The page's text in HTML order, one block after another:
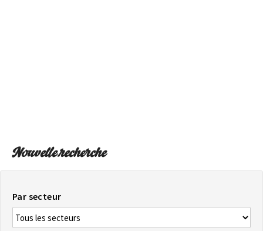
Nouvelle recherche
Par secteur